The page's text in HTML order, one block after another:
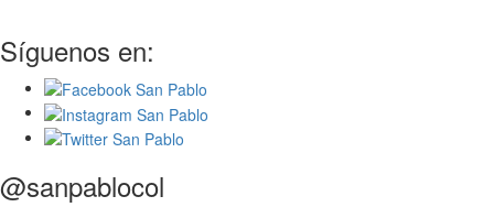
Síguenos en:
@sanpablocol